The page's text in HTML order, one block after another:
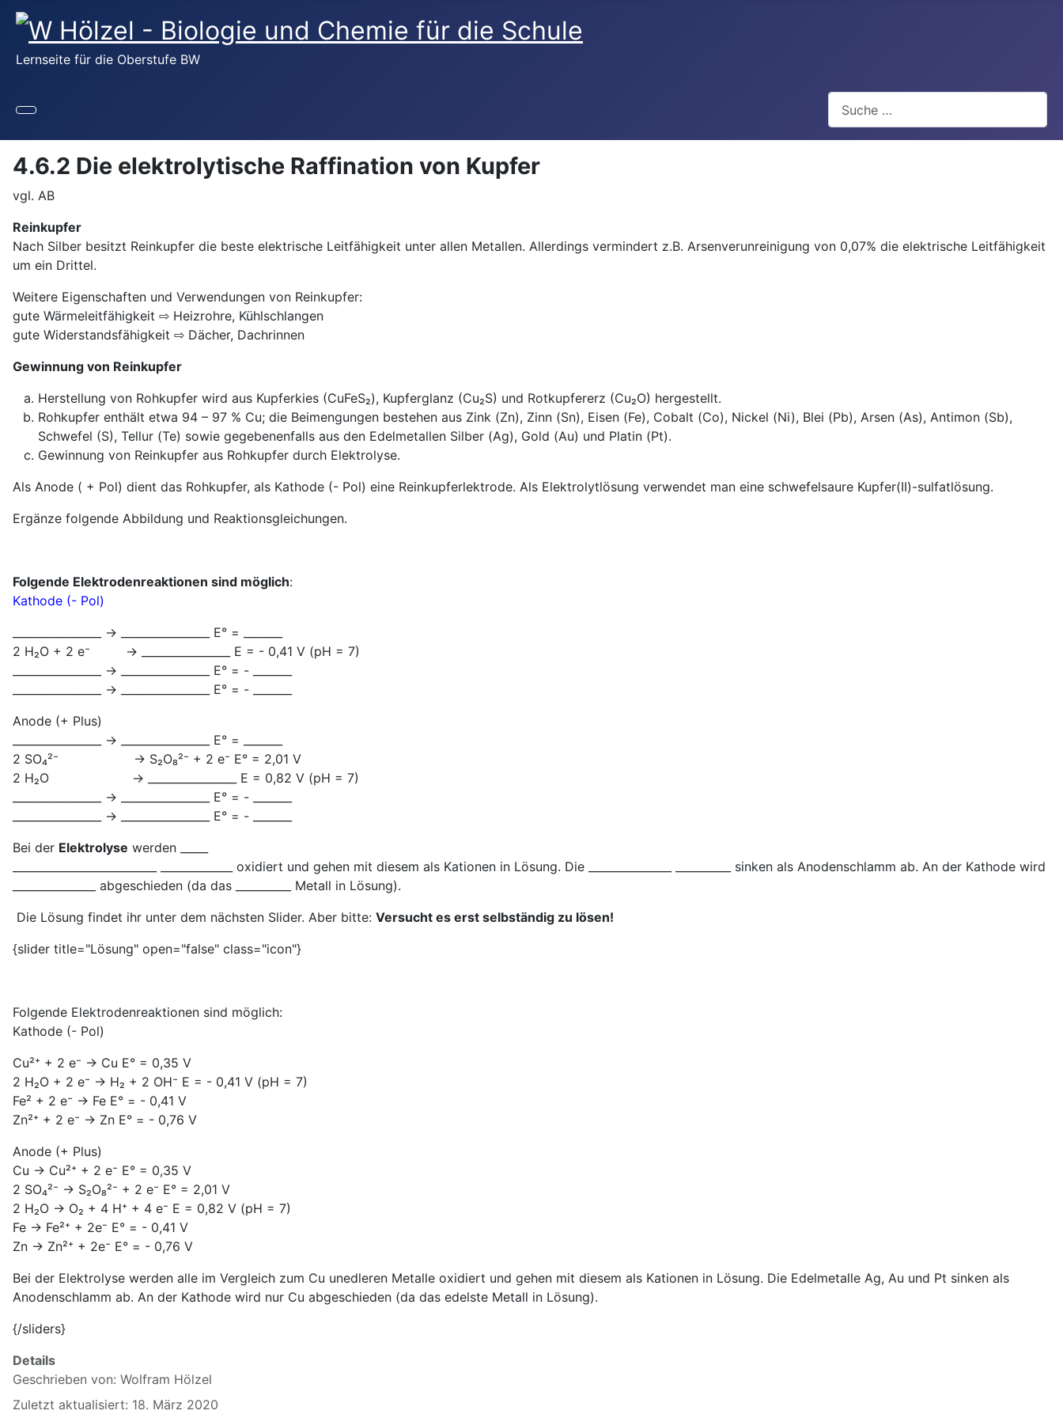
Lernseite für die Oberstufe BW
4.6.2 Die elektrolytische Raffination von Kupfer
vgl. AB
Reinkupfer
Nach Silber besitzt Reinkupfer die beste elektrische Leitfähigkeit unter allen Metallen. Allerdings vermindert z.B. Arsenverunreinigung von 0,07% die elektrische Leitfähigkeit
um ein Drittel.
Weitere Eigenschaften und Verwendungen von Reinkupfer:
gute Wärmeleitfähigkeit ⇨ Heizrohre, Kühlschlangen
gute Widerstandsfähigkeit ⇨ Dächer, Dachrinnen
Gewinnung von Reinkupfer
Herstellung von Rohkupfer wird aus Kupferkies (CuFeS₂), Kupferglanz (Cu₂S) und Rotkupfererz (Cu₂O) hergestellt.
Rohkupfer enthält etwa 94 – 97 % Cu; die Beimengungen bestehen aus Zink (Zn), Zinn (Sn), Eisen (Fe), Cobalt (Co), Nickel (Ni), Blei (Pb), Arsen (As), Antimon (Sb),
Schwefel (S), Tellur (Te) sowie gegebenenfalls aus den Edelmetallen Silber (Ag), Gold (Au) und Platin (Pt).
Gewinnung von Reinkupfer aus Rohkupfer durch Elektrolyse.
Als Anode ( + Pol) dient das Rohkupfer, als Kathode (- Pol) eine Reinkupferlektrode. Als Elektrolytlösung verwendet man eine schwefelsaure Kupfer(II)-sulfatlösung.
Ergänze folgende Abbildung und Reaktionsgleichungen.
Folgende Elektrodenreaktionen sind möglich:
Kathode (- Pol)
________________ → ________________ E° = _______
2 H₂O + 2 e⁻ → ________________ E = - 0,41 V (pH = 7)
________________ → ________________ E° = - _______
________________ → ________________ E° = - _______
Anode (+ Plus)
________________ → ________________ E° = _______
2 SO₄²⁻ → S₂O₈²⁻ + 2 e⁻ E° = 2,01 V
2 H₂O → ________________ E = 0,82 V (pH = 7)
________________ → ________________ E° = - _______
________________ → ________________ E° = - _______
Bei der Elektrolyse werden _____
__________________________ _____________ oxidiert und gehen mit diesem als Kationen in Lösung. Die _______________ __________ sinken als Anodenschlamm ab. An der Kathode wird
_______________ abgeschieden (da das __________ Metall in Lösung).
Die Lösung findet ihr unter dem nächsten Slider. Aber bitte: Versucht es erst selbständig zu lösen!
{slider title="Lösung" open="false" class="icon"}
Folgende Elektrodenreaktionen sind möglich:
Kathode (- Pol)
Cu²⁺ + 2 e⁻ → Cu E° = 0,35 V
2 H₂O + 2 e⁻ → H₂ + 2 OH⁻ E = - 0,41 V (pH = 7)
Fe² + 2 e⁻ → Fe E° = - 0,41 V
Zn²⁺ + 2 e⁻ → Zn E° = - 0,76 V
Anode (+ Plus)
Cu → Cu²⁺ + 2 e⁻ E° = 0,35 V
2 SO₄²⁻ → S₂O₈²⁻ + 2 e⁻ E° = 2,01 V
2 H₂O → O₂ + 4 H⁺ + 4 e⁻ E = 0,82 V (pH = 7)
Fe → Fe²⁺ + 2e⁻ E° = - 0,41 V
Zn → Zn²⁺ + 2e⁻ E° = - 0,76 V
Bei der Elektrolyse werden alle im Vergleich zum Cu unedleren Metalle oxidiert und gehen mit diesem als Kationen in Lösung. Die Edelmetalle Ag, Au und Pt sinken als
Anodenschlamm ab. An der Kathode wird nur Cu abgeschieden (da das edelste Metall in Lösung).
{/sliders}
Details
Geschrieben von: Wolfram Hölzel
Zuletzt aktualisiert: 18. März 2020